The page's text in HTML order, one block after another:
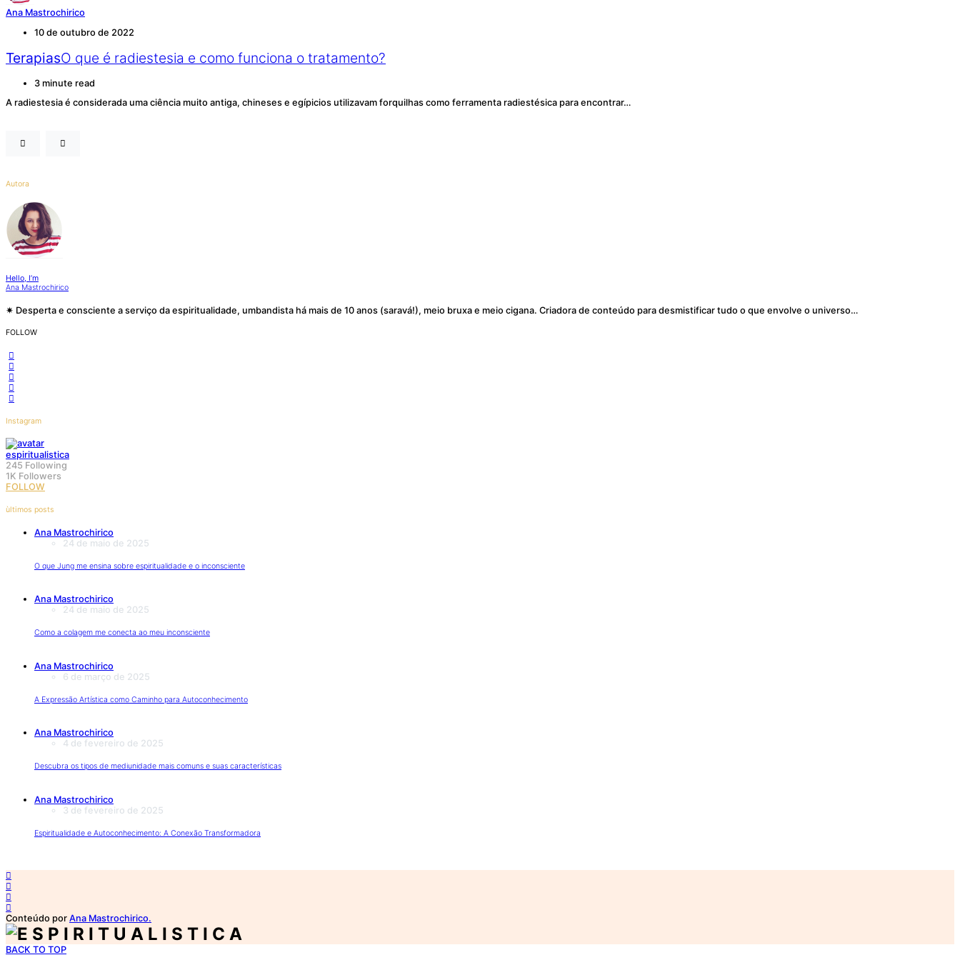
Ana Mastrochirico
10 de outubro de 2022
TerapiasO que é radiestesia e como funciona o tratamento?
3 minute read
A radiestesia é considerada uma ciência muito antiga, chineses e egípicios utilizavam forquilhas como ferramenta radiestésica para encontrar…
Autora
Hello, I’m
Ana Mastrochirico
✷ Desperta e consciente a serviço da espiritualidade, umbandista há mais de 10 anos (saravá!), meio bruxa e meio cigana. Criadora de conteúdo para desmistificar tudo o que envolve o universo…
FOLLOW
Instagram
espiritualistica
245 Following
1K Followers
FOLLOW
ùltimos posts
Ana Mastrochirico
24 de maio de 2025
O que Jung me ensina sobre espiritualidade e o inconsciente
Ana Mastrochirico
24 de maio de 2025
Como a colagem me conecta ao meu inconsciente
Ana Mastrochirico
6 de março de 2025
A Expressão Artística como Caminho para Autoconhecimento
Ana Mastrochirico
4 de fevereiro de 2025
Descubra os tipos de mediunidade mais comuns e suas características
Ana Mastrochirico
3 de fevereiro de 2025
Espiritualidade e Autoconhecimento: A Conexão Transformadora
Conteúdo por Ana Mastrochirico.
BACK TO TOP